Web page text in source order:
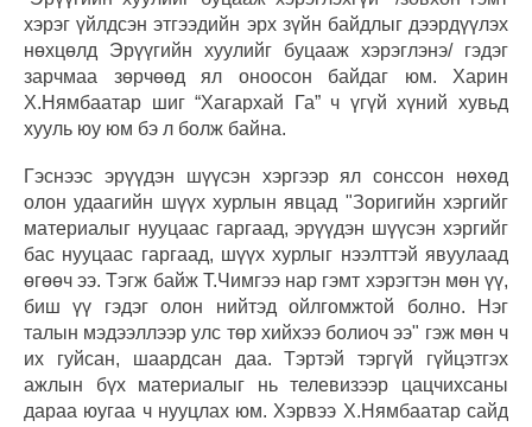
хэрэг үйлдсэн этгээдийн эрх зүйн байдлыг дээрдүүлэх
нөхцөлд Эрүүгийн хуулийг буцааж хэрэглэнэ/ гэдэг
зарчмаа зөрчөөд ял оноосон байдаг юм. Харин
Х.Нямбаатар шиг “Хагархай Га” ч үгүй хүний хувьд
хууль юу юм бэ л болж байна.
Гэснээс эрүүдэн шүүсэн хэргээр ял сонссон нөхөд
олон удаагийн шүүх хурлын явцад "Зоригийн хэргийг
материалыг нууцаас гаргаад, эрүүдэн шүүсэн хэргийг
бас нууцаас гаргаад, шүүх хурлыг нээлттэй явуулаад
өгөөч ээ. Тэгж байж Т.Чимгээ нар гэмт хэрэгтэн мөн үү,
биш үү гэдэг олон нийтэд ойлгомжтой болно. Нэг
талын мэдээллээр улс төр хийхээ болиоч ээ" гэж мөн ч
их гуйсан, шаардсан даа. Тэртэй тэргүй гүйцэтгэх
ажлын бүх материалыг нь телевизээр цацчихсаны
дараа юугаа ч нууцлах юм. Хэрвээ Х.Нямбаатар сайд